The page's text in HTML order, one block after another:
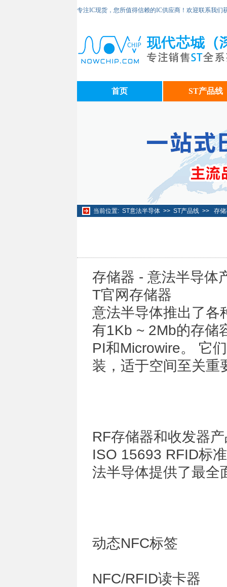
专注IC现货，您所值得信赖的IC供应商！欢迎联系我们
首页 ST产品线
当前位置: ST意法半导体>> ST产品线>> 存
存储器 - 意法半导
T官网存储器
意法半导体推出了各
有1Kb ~ 2Mb的存储
PI和Microwire。 它
装，适于空间至关重
RF存储器和收发器
ISO 15693 RFID标
法半导体提供了最全
动态NFC标签
NFC/RFID读卡器